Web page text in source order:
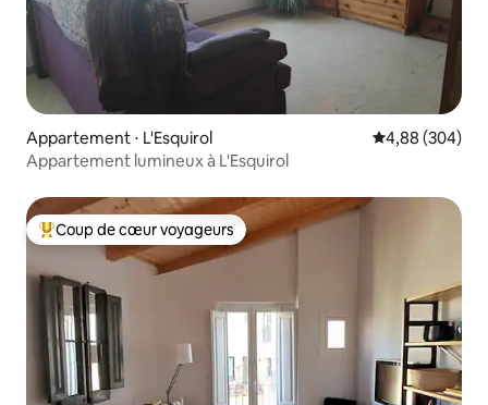
Appartement ⋅ L'Esquirol Évaluation
4,88 (304)
Appartement lumineux à L'Esquirol
Coups de cœur voyageurs les plus appréciés
Coup de cœur voyageurs